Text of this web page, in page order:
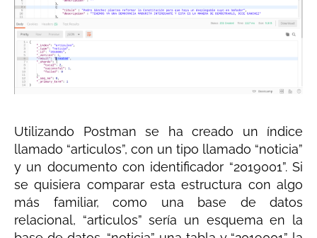
Utilizando Postman se ha creado un índice
llamado “articulos”, con un tipo llamado “noticia”
y un documento con identificador “2019001”. Si
se quisiera comparar esta estructura con algo
más familiar, como una base de datos
relacional, “articulos” sería un esquema en la